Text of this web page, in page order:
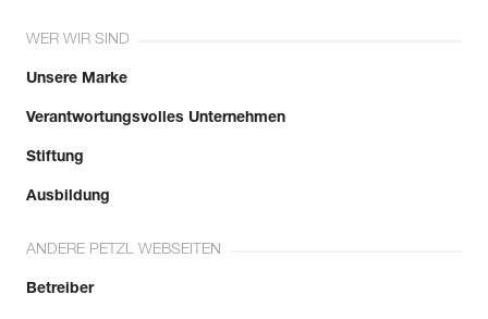
WER WIR SIND
Unsere Marke
Verantwortungsvolles Unternehmen
Stiftung
Ausbildung
ANDERE PETZL WEBSEITEN
Betreiber